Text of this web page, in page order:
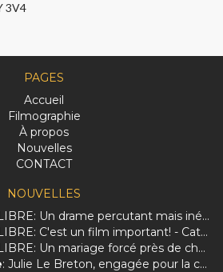
3V4
PAGES
Accueil
Filmographie
À propos
Nouvelles
CONTACT
NOUVELLES
MA FILLE TU SERAS LIBRE: Un drame percutant mais inégal sur la dure réalité des femmes afghanes.
MA FILLE TU SERAS LIBRE: C'est un film important! - Catherine Perrin
MA FILLE TU SERAS LIBRE: Un mariage forcé près de chez vous
: Julie Le Breton, engagée pour la culture et les femmes